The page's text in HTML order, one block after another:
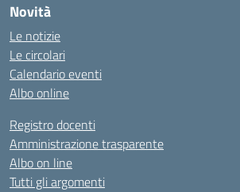
Novità
Le notizie
Le circolari
Calendario eventi
Albo online
Registro docenti
Amministrazione trasparente
Albo on line
Tutti gli argomenti